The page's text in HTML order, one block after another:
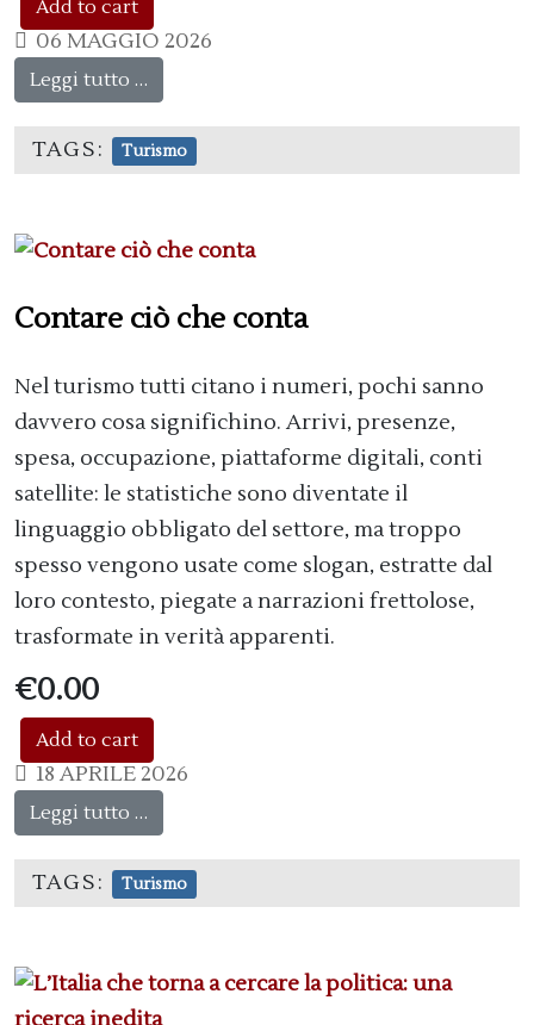
06 MAGGIO 2026
Leggi tutto …
TAGS: Turismo
Contare ciò che conta
Nel turismo tutti citano i numeri, pochi sanno
davvero cosa significhino. Arrivi, presenze,
spesa, occupazione, piattaforme digitali, conti
satellite: le statistiche sono diventate il
linguaggio obbligato del settore, ma troppo
spesso vengono usate come slogan, estratte dal
loro contesto, piegate a narrazioni frettolose,
trasformate in verità apparenti.
€0.00
18 APRILE 2026
Leggi tutto …
TAGS: Turismo